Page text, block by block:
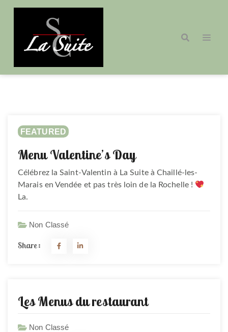
FEATURED
Menu Valentine’s Day
Célébrez la Saint-Valentin à La Suite à Chaillé-les-
Marais en Vendée et pas très loin de la Rochelle !
La.
Non Classé
Share:
Les Menus du restaurant
Non Classé